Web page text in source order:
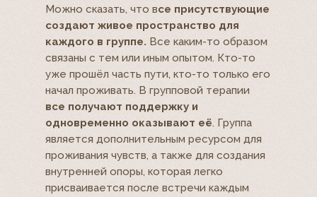
Можно сказать, что все присутствующие
создают живое пространство для
каждого в группе. Все каким-то образом
связаны с тем или иным опытом. Кто-то
уже прошёл часть пути, кто-то только его
начал проживать. В групповой терапии
все получают поддержку и
одновременно оказывают её. Группа
является дополнительным ресурсом для
проживания чувств, а также для создания
внутренней опоры, которая легко
присваивается после встречи каждым